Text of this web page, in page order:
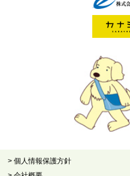
> 個人情報保護方針